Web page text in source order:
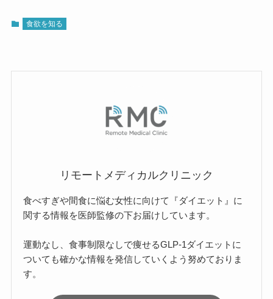
食欲を知る
リモートメディカルクリニック
食べすぎや間食に悩む女性に向けて『ダイエット』に
関する情報を医師監修の下お届けしています。
運動なし、食事制限なしで痩せるGLP-1ダイエットに
ついても確かな情報を発信していくよう努めておりま
す。